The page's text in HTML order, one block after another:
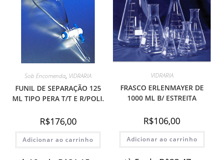
Sob Encomenda, VIDRARIA
FUNIL DE SEPARAÇÃO 125
ML TIPO PERA T/T E R/POLI.
R$176,00
Adicionar ao carrinho
VIDRARIA
FRASCO ERLENMAYER DE
1000 ML B/ ESTREITA
R$106,00
Adicionar ao carrinho